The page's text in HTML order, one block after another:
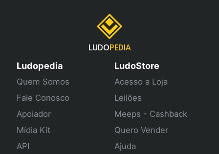
LUDOPEDIA
Ludopedia
Quem Somos
Fale Conosco
Apoiador
Mídia Kit
API
LudoStore
Acesso a Loja
Leilões
Meeps - Cashback
Quero Vender
Ajuda